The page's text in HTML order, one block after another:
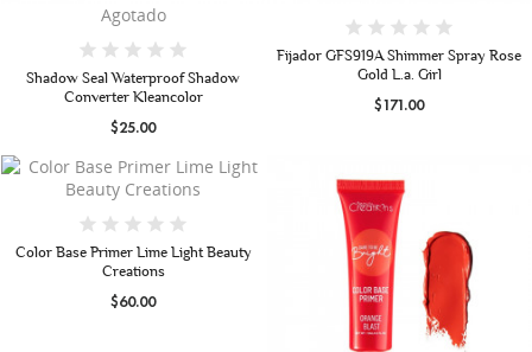
Agotado
Shadow Seal Waterproof Shadow
Converter Kleancolor
$25.00
Fijador GFS919A Shimmer Spray Rose
Gold L.a. Girl
$171.00
Color Base Primer Lime Light Beauty
Creations
$60.00